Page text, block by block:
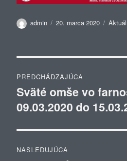
Autor
admin Publikované
20. marca 2020
v
článku
PREDCHÁDZAJÚCA
Predchádzajúci
článok:
Sväté omše vo
09.03.2020 do
NASLEDUJÚCA